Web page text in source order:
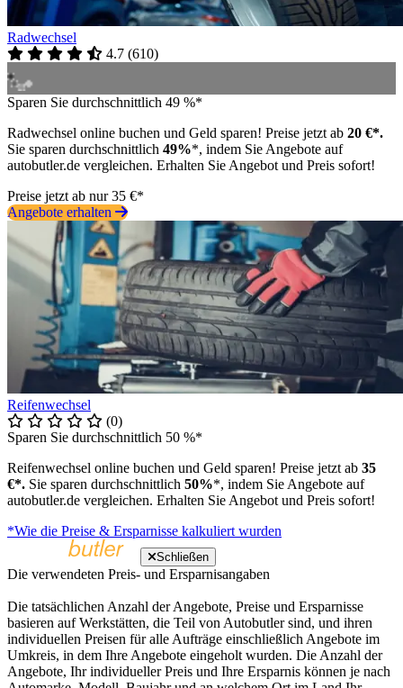
Radwechsel
4.7 (610)
Sparen Sie durchschnittlich 49 %*
Radwechsel online buchen und Geld sparen! Preise jetzt ab 20 €*.
Sie sparen durchschnittlich 49%*, indem Sie Angebote auf
autobutler.de vergleichen. Erhalten Sie Angebot und Preis sofort!
Preise jetzt ab nur 35 €*
Angebote erhalten
Reifenwechsel
(0)
Sparen Sie durchschnittlich 50 %*
Reifenwechsel online buchen und Geld sparen! Preise jetzt ab 35
€*. Sie sparen durchschnittlich 50%*, indem Sie Angebote auf
autobutler.de vergleichen. Erhalten Sie Angebot und Preis sofort!
*Wie die Preise & Ersparnisse kalkuliert wurden
Schließen
Die verwendeten Preis- und Ersparnisangaben
Die tatsächlichen Anzahl der Angebote, Preise und Ersparnisse
basieren auf Werkstätten, die Teil von Autobutler sind, und ihren
individuellen Preisen für alle Aufträge einschließlich Angebote im
Umkreis, in dem Ihre Angebote eingeholt wurden. Die Anzahl der
Angebote, Ihr individueller Preis und Ihre Ersparnis können je nach